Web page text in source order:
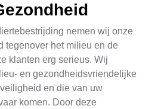
nemen wij onze
tegenover het milieu en de
klanten erg serieus. Wij
en gezondheidsvriendelijke
en die van uw
komen. Door deze